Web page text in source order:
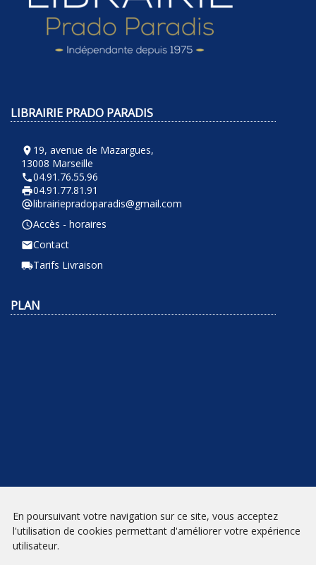
LIBRAIRIE PRADO PARADIS
room 19, avenue de Mazargues,
13008 Marseille
phone04.91.76.55.96
local_printshop04.91.77.81.91
alternate_emaillibrairiepradoparadis@gmail.com
query_builderAccès - horaires
emailContact
local_shippingTarifs Livraison
PLAN
INSCRIPTION
En poursuivant votre navigation sur ce site, vous acceptez
l'utilisation de cookies permettant d'améliorer votre expérience
utilisateur.